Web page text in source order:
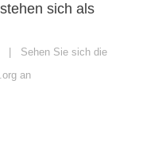
sich als
Sehen Sie sich die
an